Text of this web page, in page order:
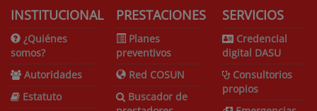
INSTITUCIONAL
¿Quiénes
somos?
Autoridades
Estatuto
PRESTACIONES
Planes
preventivos
Red COSUN
Buscador de
SERVICIOS
Credencial
digital DASU
Consultorios
propios